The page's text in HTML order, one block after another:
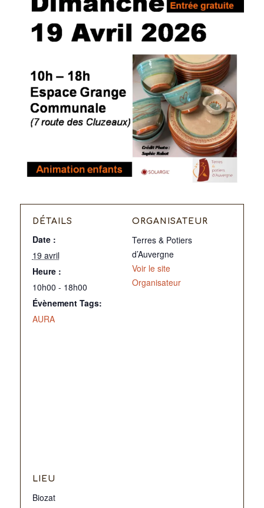
DÉTAILS
Date :
19 avril
Heure :
10h00 - 18h00
Évènement Tags:
AURA
ORGANISATEUR
Terres & Potiers
d’Auvergne
Voir le site
Organisateur
LIEU
Biozat